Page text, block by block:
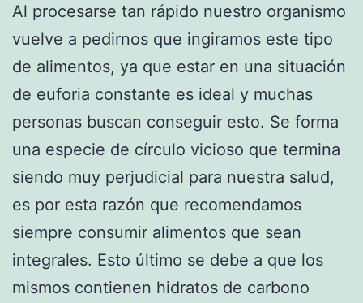
Al procesarse tan rápido nuestro organismo
vuelve a pedirnos que ingiramos este tipo
de alimentos, ya que estar en una situación
de euforia constante es ideal y muchas
personas buscan conseguir esto. Se forma
una especie de círculo vicioso que termina
siendo muy perjudicial para nuestra salud,
es por esta razón que recomendamos
siempre consumir alimentos que sean
integrales. Esto último se debe a que los
mismos contienen hidratos de carbono